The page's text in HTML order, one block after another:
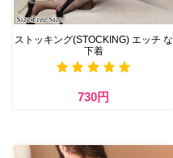
ストッキング(STOCKING) エッチ な
下着
730円